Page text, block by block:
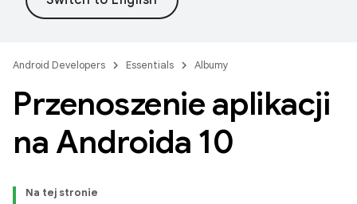
Android Developers Essentials Albumy
Przenoszenie aplikacji
na Androida 10
Na tej stronie